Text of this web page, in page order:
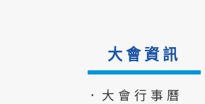
大會資訊
．大會行事曆